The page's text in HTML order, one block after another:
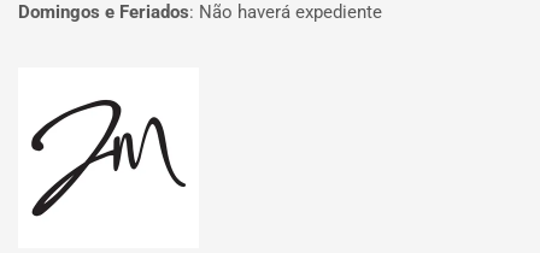
Domingos e Feriados: Não haverá expediente